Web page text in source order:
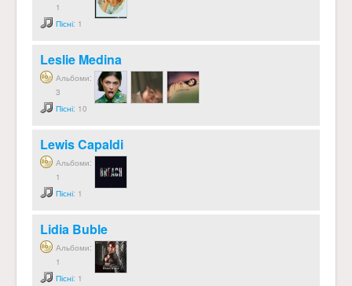
1
Пісні: 1
Leslie Medina
Альбоми:
3
Пісні: 10
Lewis Capaldi
Альбоми:
1
Пісні: 1
Lidia Buble
Альбоми:
1
Пісні: 1